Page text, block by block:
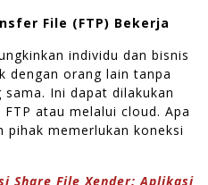
File (FTP) Bekerja
individu dan bisnis
dengan orang lain tanpa
Ini dapat dilakukan
atau melalui cloud. Apa
pihak memerlukan koneksi
Share File Xender: Aplikasi